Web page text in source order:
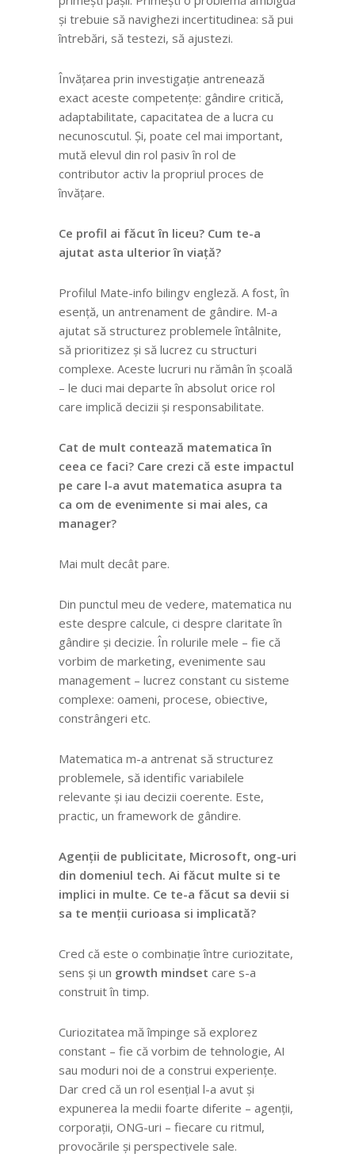
și trebuie să navighezi incertitudinea: să pui
întrebări, să testezi, să ajustezi.
Învățarea prin investigație antrenează
exact aceste competențe: gândire critică,
adaptabilitate, capacitatea de a lucra cu
necunoscutul. Și, poate cel mai important,
mută elevul din rol pasiv în rol de
contributor activ la propriul proces de
învățare.
Ce profil ai făcut în liceu? Cum te-a
ajutat asta ulterior în viață?
Profilul Mate-info bilingv engleză. A fost, în
esență, un antrenament de gândire. M-a
ajutat să structurez problemele întâlnite,
să prioritizez și să lucrez cu structuri
complexe. Aceste lucruri nu rămân în școală
– le duci mai departe în absolut orice rol
care implică decizii și responsabilitate.
Cat de mult contează matematica în
ceea ce faci? Care crezi că este impactul
pe care l-a avut matematica asupra ta
ca om de evenimente si mai ales, ca
manager?
Mai mult decât pare.
Din punctul meu de vedere, matematica nu
este despre calcule, ci despre claritate în
gândire și decizie. În rolurile mele – fie că
vorbim de marketing, evenimente sau
management – lucrez constant cu sisteme
complexe: oameni, procese, obiective,
constrângeri etc.
Matematica m-a antrenat să structurez
problemele, să identific variabilele
relevante și iau decizii coerente. Este,
practic, un framework de gândire.
Agenții de publicitate, Microsoft, ong-uri
din domeniul tech. Ai făcut multe si te
implici in multe. Ce te-a făcut sa devii si
sa te menții curioasa si implicată?
Cred că este o combinație între curiozitate,
sens și un growth mindset care s-a
construit în timp.
Curiozitatea mă împinge să explorez
constant – fie că vorbim de tehnologie, AI
sau moduri noi de a construi experiențe.
Dar cred că un rol esențial l-a avut și
expunerea la medii foarte diferite – agenții,
corporații, ONG-uri – fiecare cu ritmul,
provocările și perspectivele sale.